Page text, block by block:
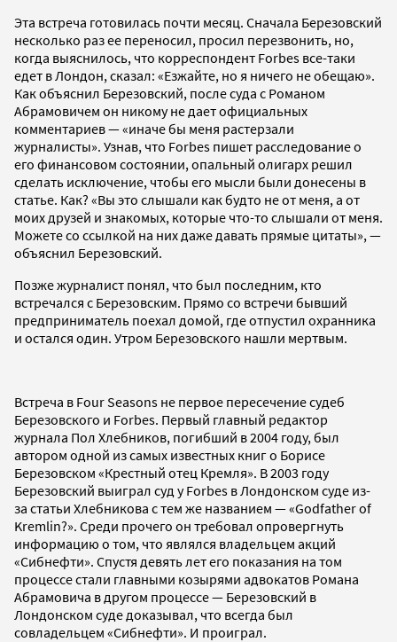
Эта встреча готовилась почти месяц. Сначала Березовский
несколько раз ее переносил, просил перезвонить, но,
когда выяснилось, что корреспондент Forbes все-таки
едет в Лондон, сказал: «Езжайте, но я ничего не обещаю».
Как объяснил Березовский, после суда с Романом
Абрамовичем он никому не дает официальных
комментариев — «иначе бы меня растерзали
журналисты». Узнав, что Forbes пишет расследование о
его финансовом состоянии, опальный олигарх решил
сделать исключение, чтобы его мысли были донесены в
статье. Как? «Вы это слышали как будто не от меня, а от
моих друзей и знакомых, которые что-то слышали от меня.
Можете со ссылкой на них даже давать прямые цитаты», —
объяснил Березовский.
Позже журналист понял, что был последним, кто
встречался с Березовским. Прямо со встречи бывший
предприниматель поехал домой, где отпустил охранника
и остался один. Утром Березовского нашли мертвым.
Встреча в Four Seasons не первое пересечение судеб
Березовского и Forbes. Первый главный редактор
журнала Пол Хлебников, погибший в 2004 году, был
автором одной из самых известных книг о Борисе
Березовском «Крестный отец Кремля». В 2003 году
Березовский выиграл суд у Forbes в Лондонском суде из-
за статьи Хлебникова с тем же названием — «Godfather of
Kremlin?». Среди прочего он требовал опровергнуть
информацию о том, что являлся владельцем акций
«Сибнефти». Спустя девять лет его показания на том
процессе стали главными козырями адвокатов Романа
Абрамовича в другом процессе — Березовский в
Лондонском суде доказывал, что всегда был
совладельцем «Сибнефти». И проиграл.